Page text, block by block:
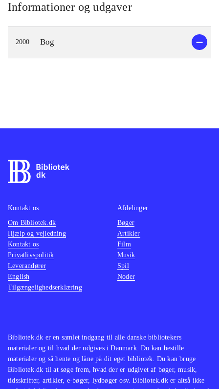
Informationer og udgaver
2000 Bog
Bibliotek.dk er en samlet indgang til alle danske bibliotekers
materialer og til hvad der udgives i Danmark. Du kan bestille
materialer og så hente og låne på dit eget bibliotek. Du kan bruge
Bibliotek.dk til at søge frem, hvad der er udgivet af bøger, musik,
tidsskrifter, artikler, e-bøger, lydbøger osv. Bibliotek.dk er altså ikke
Kontakt os
Om Bibliotek.dk
Hjælp og vejledning
Kontakt os
Privatlivspolitik
Leverandører
English
Tilgængelighedserklæring
Afdelinger
Bøger
Artikler
Film
Musik
Spil
Noder